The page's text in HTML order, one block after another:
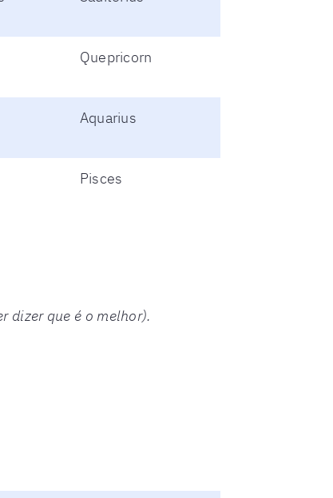
Quepricorn
Aquarius
Pisces
dizer que é o melhor).